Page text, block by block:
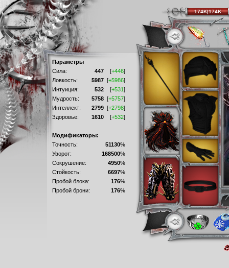
Параметры
Сила:
447 [+446]
Ловкость:
5987 [+5986]
Интуиция:
532 [+531]
Мудрость:
5758 [+5757]
Интеллект:
2799 [+2798]
Здоровье:
1610 [+532]
Модификаторы:
Точность:
51130%
Уворот:
168500%
Сокрушение:
4950%
Стойкость:
6697%
Пробой блока:
176%
Пробой брони:
176%
174K|174K